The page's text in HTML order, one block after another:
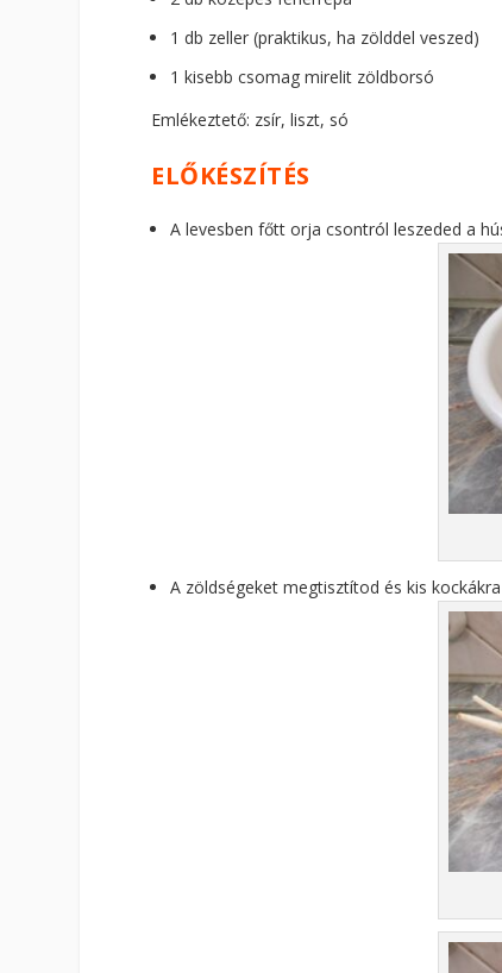
1 db zeller (praktikus, ha zölddel veszed)
1 kisebb csomag mirelit zöldborsó
Emlékeztető: zsír, liszt, só
ELŐKÉSZÍTÉS
A levesben főtt orja csontról leszeded a
A zöldségeket megtisztítod és kis